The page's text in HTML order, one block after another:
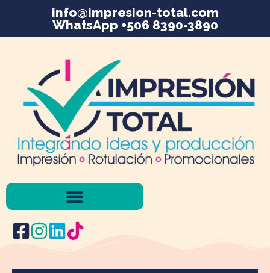
info@impresion-total.com
WhatsApp +506 8390-3890